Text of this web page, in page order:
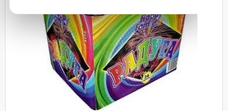
исполнению
только
подтверждающего